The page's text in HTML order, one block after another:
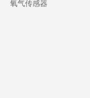
氧气传感器